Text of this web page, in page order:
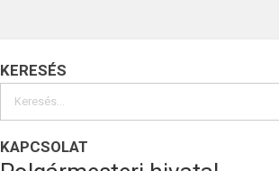
KERESÉS
KAPCSOLAT